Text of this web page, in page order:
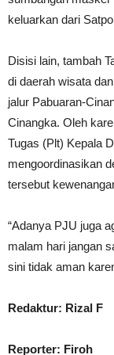
keluarkan dari
Disisi lain, tambah
di daerah wisata
jalur Pabuaran-
Cinangka. Oleh
Tugas (Plt) Kepala
mengoordinasikan
tersebut
“Adanya PJU juga
malam hari jangan
sini tidak aman
Redaktur: Rizal F
Reporter: Firoh